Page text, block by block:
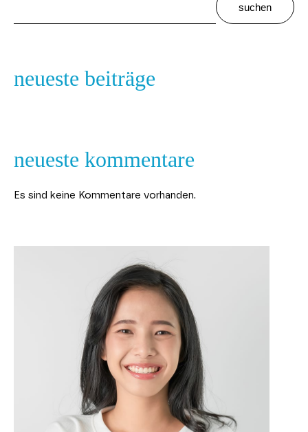
suchen
neueste beiträge
neueste kommentare
Es sind keine Kommentare vorhanden.